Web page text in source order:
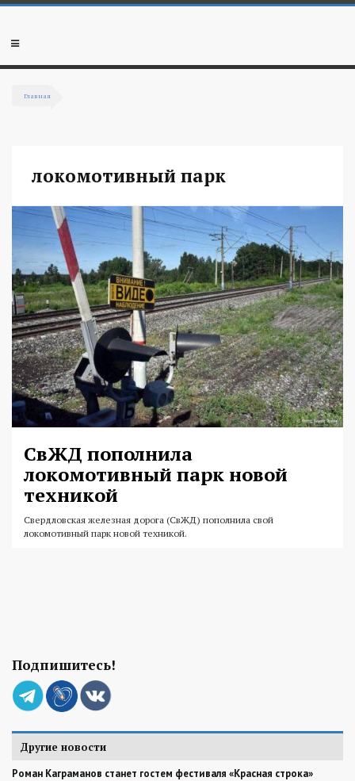
Перейти к основному содержанию
Мобильное
Главная
локомотивный парк
СвЖД пополнила
локомотивный парк новой
техникой
Свердловская железная дорога (СвЖД) пополнила свой
локомотивный парк новой техникой.
Подпишитесь!
Другие новости
Роман Каграманов станет гостем фестиваля «Красная строка»